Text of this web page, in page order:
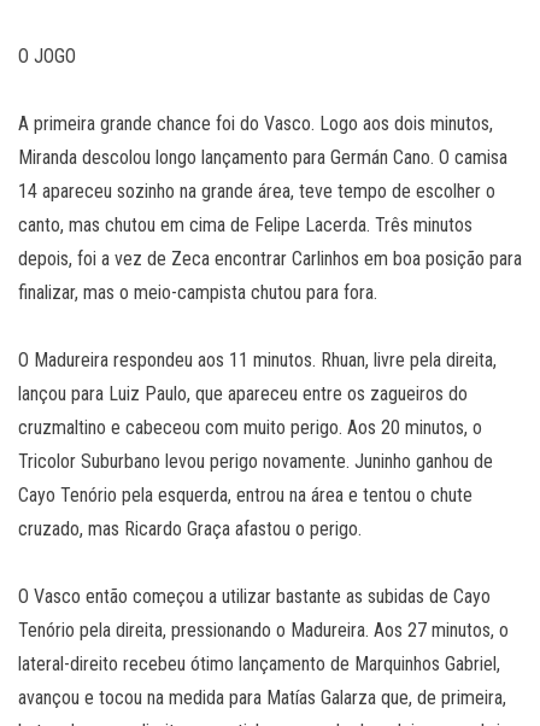
O JOGO
A primeira grande chance foi do Vasco. Logo aos dois minutos,
Miranda descolou longo lançamento para Germán Cano. O camisa
14 apareceu sozinho na grande área, teve tempo de escolher o
canto, mas chutou em cima de Felipe Lacerda. Três minutos
depois, foi a vez de Zeca encontrar Carlinhos em boa posição para
finalizar, mas o meio-campista chutou para fora.
O Madureira respondeu aos 11 minutos. Rhuan, livre pela direita,
lançou para Luiz Paulo, que apareceu entre os zagueiros do
cruzmaltino e cabeceou com muito perigo. Aos 20 minutos, o
Tricolor Suburbano levou perigo novamente. Juninho ganhou de
Cayo Tenório pela esquerda, entrou na área e tentou o chute
cruzado, mas Ricardo Graça afastou o perigo.
O Vasco então começou a utilizar bastante as subidas de Cayo
Tenório pela direita, pressionando o Madureira. Aos 27 minutos, o
lateral-direito recebeu ótimo lançamento de Marquinhos Gabriel,
avançou e tocou na medida para Matías Galarza que, de primeira,